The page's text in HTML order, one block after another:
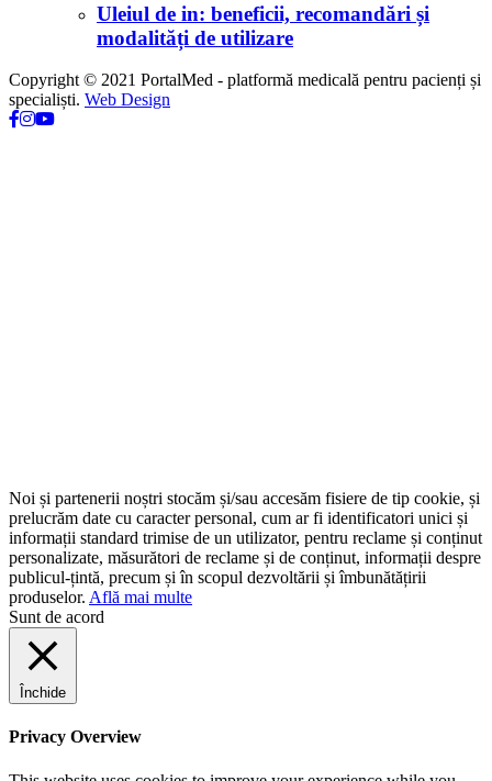
Uleiul de in: beneficii, recomandări și
modalități de utilizare
Copyright © 2021 PortalMed - platformă medicală pentru pacienți și
specialiști. Web Design
Noi și partenerii noștri stocăm și/sau accesăm fisiere de tip cookie, și
prelucrăm date cu caracter personal, cum ar fi identificatori unici și
informații standard trimise de un utilizator, pentru reclame și conținut
personalizate, măsurători de reclame și de conținut, informații despre
publicul-țintă, precum și în scopul dezvoltării și îmbunătățirii
produselor. Află mai multe
Sunt de acord
Închide
Privacy Overview